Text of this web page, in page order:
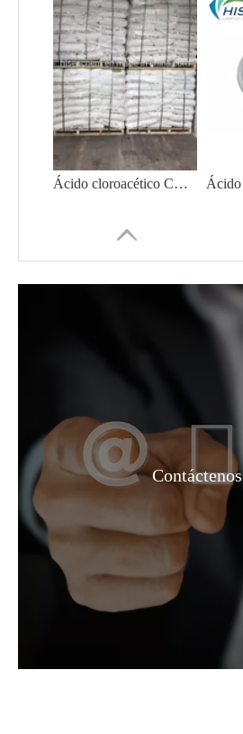
Ácido cloroacético CAS 79-11-8 de alta calidad con precio razonable en venta caliente
Contáctenos